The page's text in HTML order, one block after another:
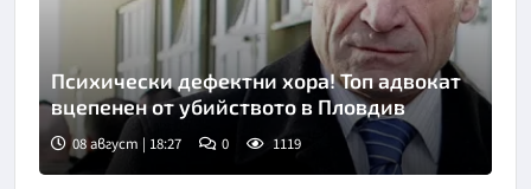
Психически дефектни хора! Топ адвокат
вцепенен от убийството в Пловдив
08 август | 18:27 0 1119